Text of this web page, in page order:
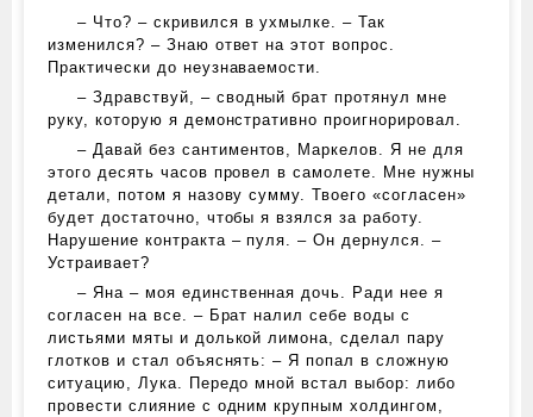
– Что? – скривился в ухмылке. – Так
изменился? – Знаю ответ на этот вопрос.
Практически до неузнаваемости.
– Здравствуй, – сводный брат протянул мне
руку, которую я демонстративно проигнорировал.
– Давай без сантиментов, Маркелов. Я не для
этого десять часов провел в самолете. Мне нужны
детали, потом я назову сумму. Твоего «согласен»
будет достаточно, чтобы я взялся за работу.
Нарушение контракта – пуля. – Он дернулся. –
Устраивает?
– Яна – моя единственная дочь. Ради нее я
согласен на все. – Брат налил себе воды с
листьями мяты и долькой лимона, сделал пару
глотков и стал объяснять: – Я попал в сложную
ситуацию, Лука. Передо мной встал выбор: либо
провести слияние с одним крупным холдингом,